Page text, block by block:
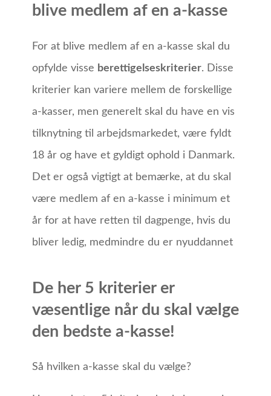
blive medlem af en a-kasse
For at blive medlem af en a-kasse skal du
opfylde visse berettigelseskriterier. Disse
kriterier kan variere mellem de forskellige
a-kasser, men generelt skal du have en vis
tilknytning til arbejdsmarkedet, være fyldt
18 år og have et gyldigt ophold i Danmark.
Det er også vigtigt at bemærke, at du skal
være medlem af en a-kasse i minimum et
år for at have retten til dagpenge, hvis du
bliver ledig, medmindre du er nyuddannet
De her 5 kriterier er
væsentlige når du skal vælge
den bedste a-kasse!
Så hvilken a-kasse skal du vælge?